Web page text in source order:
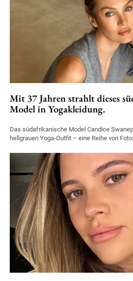
Mit 37 Jahren strahlt dieses
Model in Yogakleidung.
Das südafrikanische Model Candice
hellgrauen Yoga-Outfit – eine Reihe von